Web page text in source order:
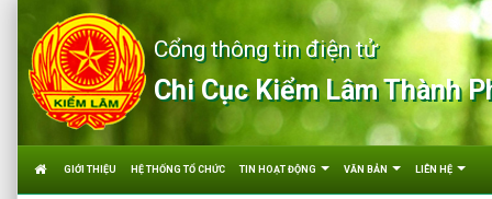
Cổng thông tin điện tử
Chi Cục Kiểm Lâm Thành
GIỚI THIỆU HỆ THỐNG TỔ CHỨC TIN HOẠT ĐỘNG VĂN BẢN LIÊN HỆ